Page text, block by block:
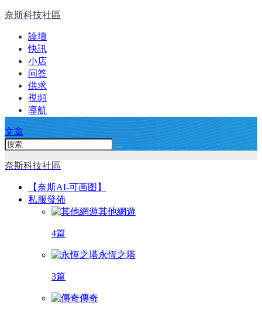
奈斯科技社區
論壇
快訊
小店
问答
供求
視頻
導航
文章
奈斯科技社區
【奈斯AI-可画图】
私服發佈
其他網遊
4篇
永恆之塔
3篇
傳奇